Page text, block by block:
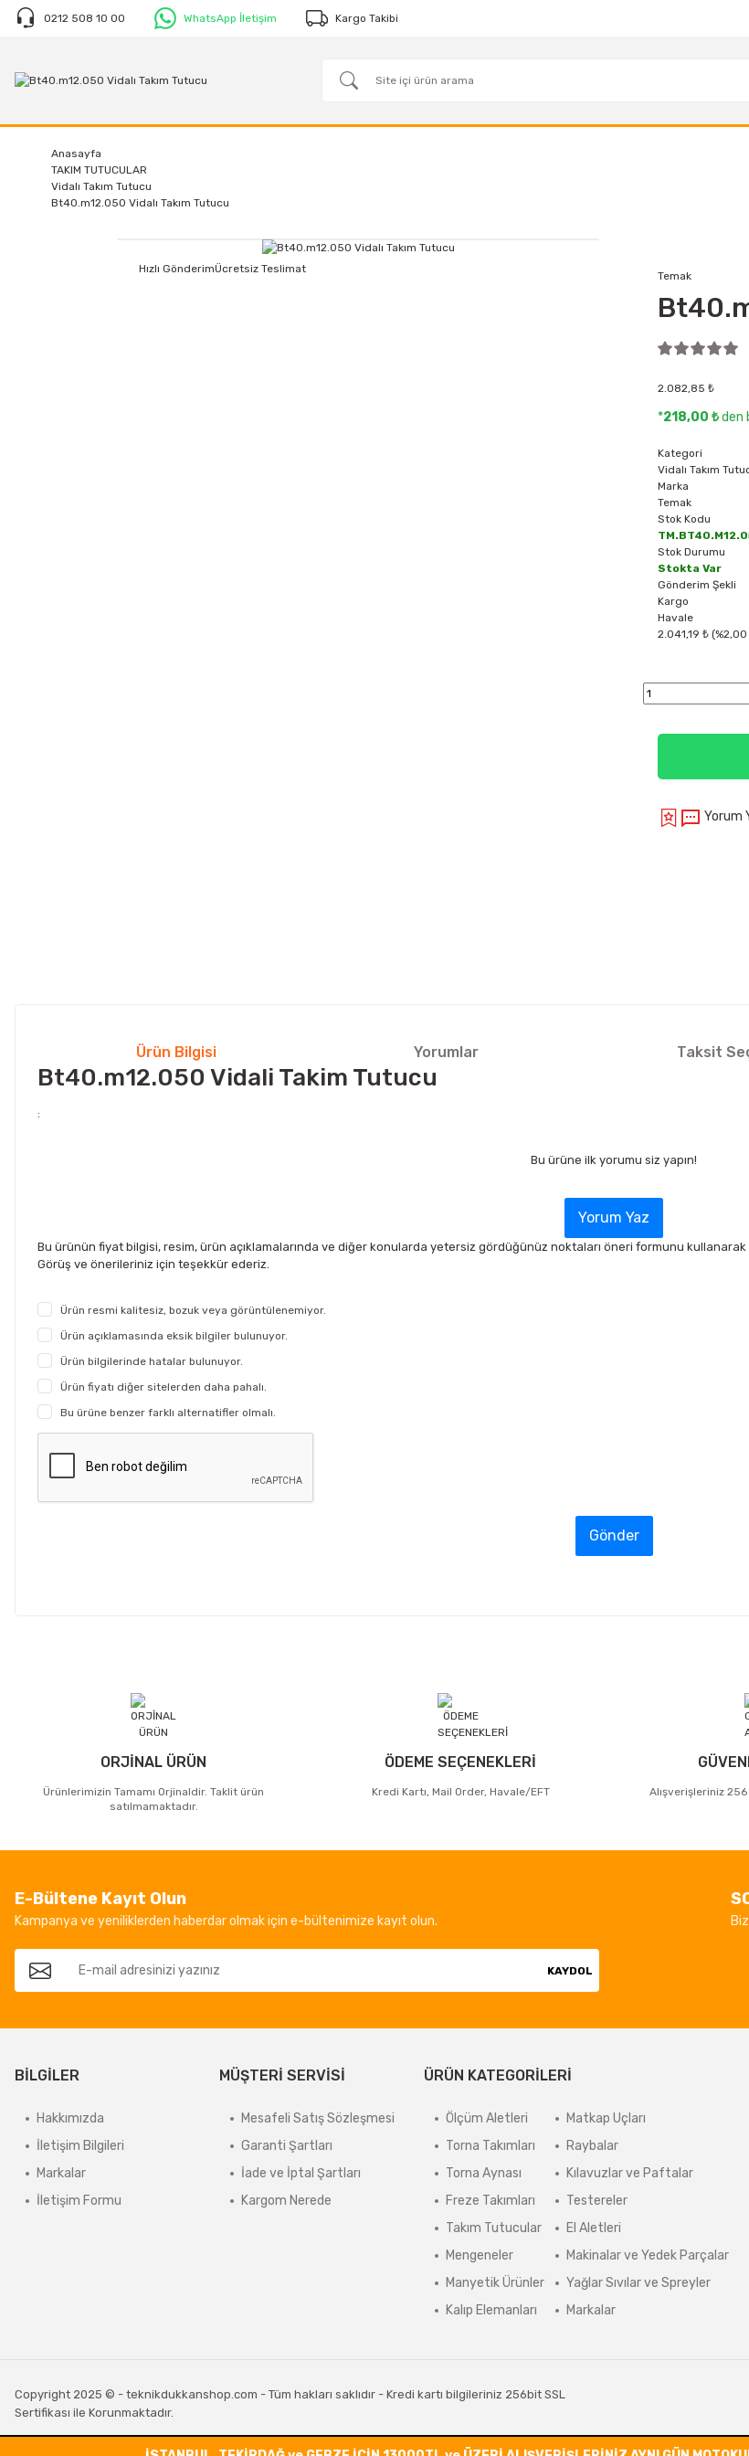
0212 508 10 00 WhatsApp İletişim Kargo Takibi
Anasayfa
TAKIM TUTUCULAR
Vidalı Takım Tutucu
Bt40.m12.050 Vidalı Takım Tutucu
Hızlı GönderimÜcretsiz Teslimat
Temak
2.082,85 ₺
*218,00 ₺den
Kategori
Vidalı Takım
Marka
Temak
Stok Kodu
Stok Durumu
Stokta Var
Gönderim Şekli
Kargo
Havale
2.041,19 ₺
Yorum
Ürün Bilgisi Yorumlar Taksit
Bt40.m12.050 Vidali Takim Tutucu
:
Bu ürüne ilk yorumu siz yapın!
Yorum Yaz
Bu ürünün fiyat bilgisi, resim, ürün açıklamalarında ve diğer konularda yetersiz gördüğünüz noktaları öneri formunu kullanarak
Görüş ve önerileriniz için teşekkür ederiz.
Ürün resmi kalitesiz, bozuk veya görüntülenemiyor.
Ürün açıklamasında eksik bilgiler bulunuyor.
Ürün bilgilerinde hatalar bulunuyor.
Ürün fiyatı diğer sitelerden daha pahalı.
Bu ürüne benzer farklı alternatifler olmalı.
Gönder
ORJİNAL ÜRÜN
Ürünlerimizin Tamamı Orjinaldir. Taklit ürün
satılmamaktadır.
ÖDEME SEÇENEKLERİ
Kredi Kartı, Mail Order, Havale/EFT Alışverişleriniz
E-Bültene Kayıt Olun
Kampanya ve yeniliklerden haberdar olmak için e-bültenimize kayıt olun.
KAYDOL
BİLGİLER
Hakkımızda
İletişim Bilgileri
Markalar
İletişim Formu
MÜŞTERİ SERVİSİ
Mesafeli Satış Sözleşmesi
Garanti Şartları
İade ve İptal Şartları
Kargom Nerede
ÜRÜN KATEGORİLERİ
Ölçüm Aletleri
Torna Takımları
Torna Aynası
Freze Takımları
Takım Tutucular
Mengeneler
Manyetik Ürünler
Kalıp Elemanları
Matkap Uçları
Raybalar
Kılavuzlar ve Paftalar
Testereler
El Aletleri
Makinalar ve Yedek Parçalar
Yağlar Sıvılar ve Spreyler
Markalar
Copyright 2025 © - teknikdukkanshop.com - Tüm hakları saklıdır - Kredi kartı bilgileriniz 256bit SSL
Sertifikası ile Korunmaktadır.